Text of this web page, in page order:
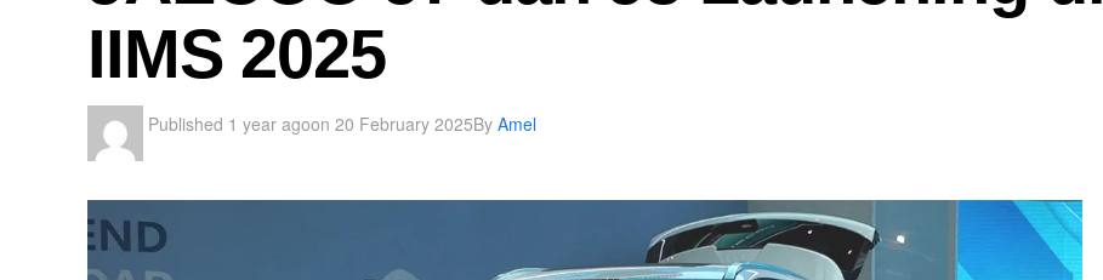
IIMS 2025
Published 1 year agoon 20 February 2025By Amel